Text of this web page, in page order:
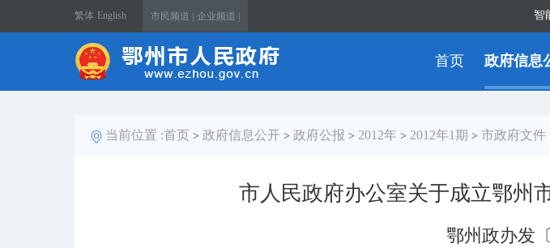
繁体 English 市民频道 | 企业频道 | 智
首页 政府信息
当前位置 :首页 > 政府信息公开 > 政府公报 > 2012年 > 2012年1期 > 市政府文件
市人民政府办公室关于成立鄂州
鄂州政办发